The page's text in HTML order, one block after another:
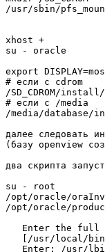
/usr/sbin/
xhost +
su - oracle
export
# если с cdrom
/SD_CDROM/
# если с /media
/media/
далее следовать
(базу openview
два скрипта
su - root
/opt/oracle/
/opt/oracle/
Enter the full
[/usr/local/
Enter: /usr/